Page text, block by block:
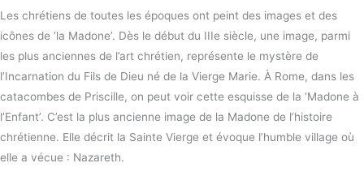
Les chrétiens de toutes les époques ont peint des images et des
icônes de ‘la Madone’. Dès le début du IIIe siècle, une image, parmi
les plus anciennes de l’art chrétien, représente le mystère de
l’Incarnation du Fils de Dieu né de la Vierge Marie. À Rome, dans les
catacombes de Priscille, on peut voir cette esquisse de la ‘Madone à
l’Enfant’. C’est la plus ancienne image de la Madone de l’histoire
chrétienne. Elle décrit la Sainte Vierge et évoque l’humble village où
elle a vécue : Nazareth.